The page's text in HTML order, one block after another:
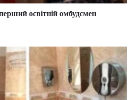
освітній омбудсмен